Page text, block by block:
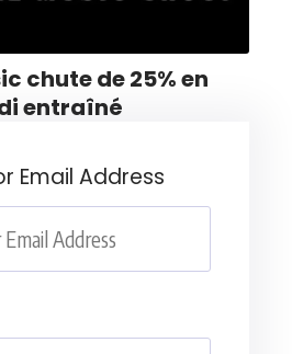
chute de 25% en
entraîné
Email Address